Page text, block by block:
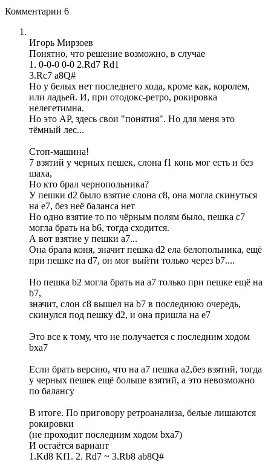
Комментарии 6
Игорь Мирзоев
Понятно, что решение возможно, в случае
1. 0-0-0 0-0 2.Rd7 Rd1
3.Rc7 а8Q#
Но у белых нет последнего хода, кроме как, королем,
или ладьей. И, при отодокс-ретро, рокировка
нелегетимна.
Но это АP, здесь свои "понятия". Но для меня это
тёмный лес...
Стоп-машина!
7 взятий у черных пешек, слона f1 конь мог есть и без
шаха,
Но кто брал чернопольника?
У пешки d2 было взятие cлона с8, она могла скинуться
на е7, без неё баланса нет
Но одно взятие то по чёрным полям было, пешка c7
могла брать на b6, тогда сходится.
А вот взятие у пешки a7...
Она брала коня, значит пешка d2 eла белопольника, ещё
при пешке на d7, он мог выйти только через b7....
Но пешка b2 могла брать на a7 только при пешке ещё на
b7,
значит, слон с8 вышел на b7 в последнюю очередь,
скинулся под пешку d2, и она пришла на е7
Это все к тому, что не получается с последним ходом
bxa7
Если брать версию, что на а7 пешка а2,без взятий, тогда
у черных пешек ещё больше взятий, а это невозможно
по балансу
В итоге. По приговору ретроанализа, белые лишаются
рокировки
(не проходит последним ходом bxa7)
И остаётся вариант
1.Kd8 Kf1. 2. Rd7 ~ 3.Rb8 ab8Q#